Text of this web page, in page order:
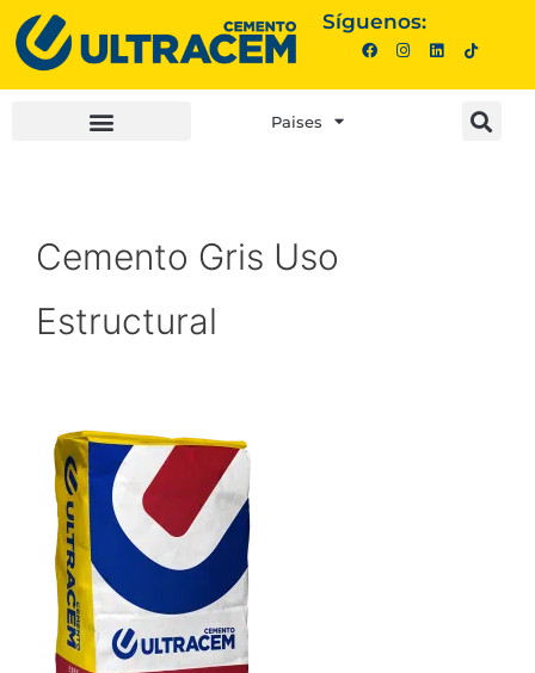
Síguenos:
Paises
Cemento Gris Uso
Estructural